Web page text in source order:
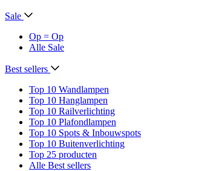
Sale
Op = Op
Alle Sale
Best sellers
Top 10 Wandlampen
Top 10 Hanglampen
Top 10 Railverlichting
Top 10 Plafondlampen
Top 10 Spots & Inbouwspots
Top 10 Buitenverlichting
Top 25 producten
Alle Best sellers